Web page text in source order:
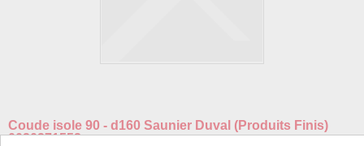
Coude isole 90 - d160 Saunier Duval (Produits Finis)
0020271552